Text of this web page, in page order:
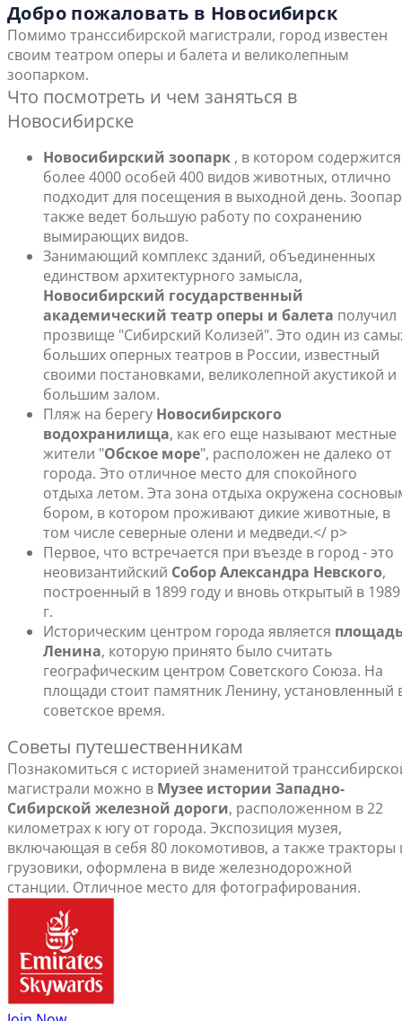
Добро пожаловать в Новосибирск
Помимо транссибирской магистрали, город известен
своим театром оперы и балета и великолепным
зоопарком.
Что посмотреть и чем заняться в
Новосибирске
Новосибирский зоопарк , в котором содержится
более 4000 особей 400 видов животных, отлично
подходит для посещения в выходной день.
также ведет большую работу по сохранению
вымирающих видов.
Занимающий комплекс зданий, объединенных
единством архитектурного замысла,
Новосибирский государственный
академический театр оперы и балета получил
прозвище "Сибирский Колизей". Это один из
больших оперных театров в России, известный
своими постановками, великолепной акустикой и
большим залом.
Пляж на берегу Новосибирского
водохранилища, как его еще называют местные
жители "Обское море", расположен не далеко от
города. Это отличное место для спокойного
отдыха летом. Эта зона отдыха окружена
бором, в котором проживают дикие животные, в
том числе северные олени и медведи.</ p>
Первое, что встречается при въезде в город - это
неовизантийский Собор Александра Невского,
построенный в 1899 году и вновь открытый в 1989
г.
Историческим центром города является
Ленина, которую принято было считать
географическим центром Советского Союза. На
площади стоит памятник Ленину, установленный
советское время.
Советы путешественникам
Познакомиться с историей знаменитой
магистрали можно в Музее истории Западно-
Сибирской железной дороги, расположенном в 22
километрах к югу от города. Экспозиция музея,
включающая в себя 80 локомотивов, а также тракторы
грузовики, оформлена в виде железнодорожной
станции. Отличное место для фотографирования.